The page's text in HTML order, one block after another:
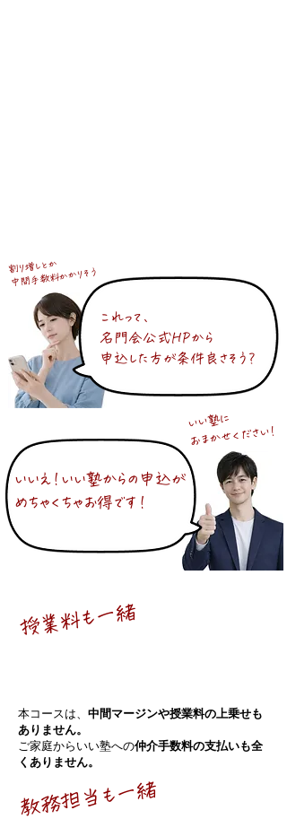
割り増しとか
中間手数料かかりそう
これって、
名門会公式HPから
申込した方が条件良さそう？
いいえ！いい塾からの申込が
めちゃくちゃお得です！
いい塾に
おまかせください！
​授業料も一緒
本コースは、 中間マージンや授業料の上乗せも
ありません。
ご家庭からいい塾への仲介手数料の支払いも全
くありません。
教務​担当も一緒